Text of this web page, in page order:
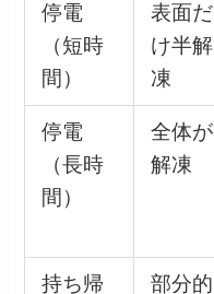
停電
（短時
間）
表面だ
け半解
凍
停電
（長時
間）
全体が
解凍
持ち帰 部分的